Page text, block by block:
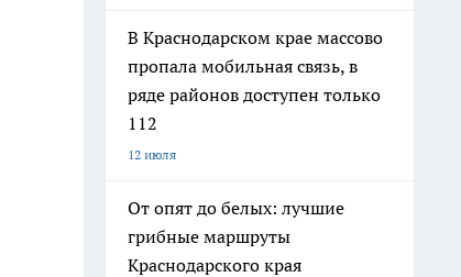
В Краснодарском крае массово
пропала мобильная связь, в
ряде районов доступен только
112
12 июля
От опят до белых: лучшие
грибные маршруты
Краснодарского края